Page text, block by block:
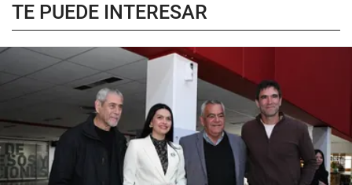
TE PUEDE INTERESAR